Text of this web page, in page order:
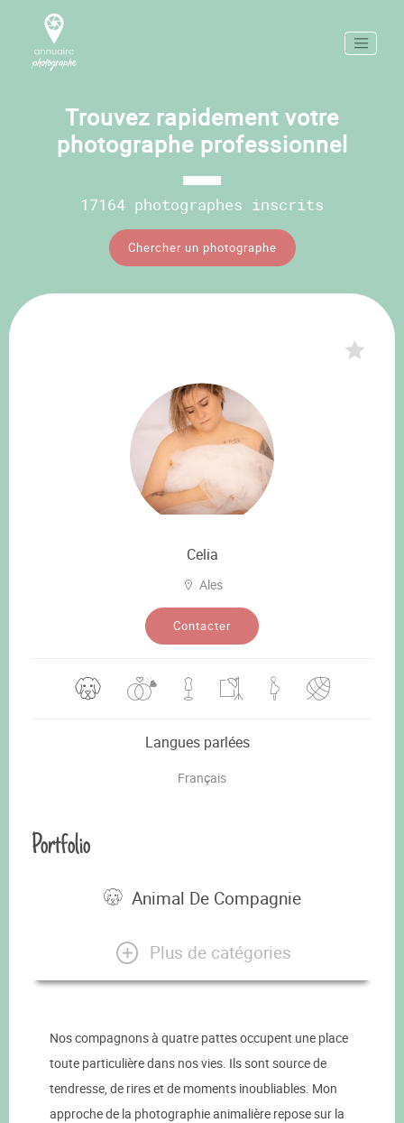
Trouvez rapidement votre
photographe professionnel
17164 photographes inscrits
Chercher un photographe
Celia
Ales
Contacter
Langues parlées
Français
Portfolio
Animal De Compagnie
Plus de catégories
Nos compagnons à quatre pattes occupent une place
toute particulière dans nos vies. Ils sont source de
tendresse, de rires et de moments inoubliables. Mon
approche de la photographie animalière repose sur la